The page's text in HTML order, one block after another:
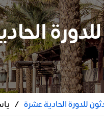
للدورة الحادية عشرة /